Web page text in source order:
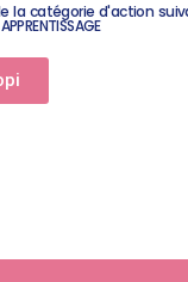
la catégorie d'action